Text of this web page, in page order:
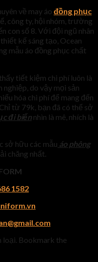
về may áo đồng phục
công ty, hội nhóm, trường
con số 8. Với đội ngũ nhân
kế sáng tạo, Ocean
mẫu áo đồng phục chất
tiết kiệm chi phí luôn là
do vậy mọi sản
hóa chi phí để mang đến
từ 79k, bạn đã có thể sở
đi biển nhìn là mê, nhích là
sở hữu các mẫu áo phông
chăng nhất.
1582
loại. Bookmark the